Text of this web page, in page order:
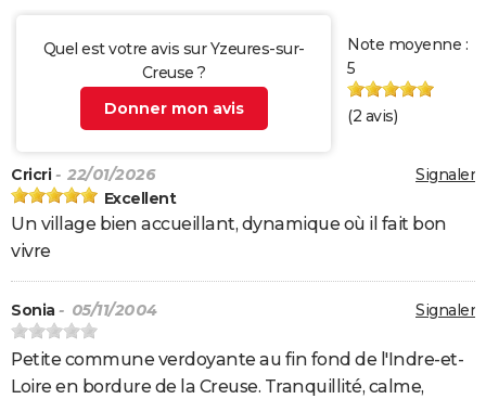
Quel est votre avis sur Yzeures-sur-
Creuse ?
Donner mon avis
Note moyenne :
5
(2 avis)
Signaler
Cricri - 22/01/2026
Excellent
Un village bien accueillant, dynamique où il fait bon
vivre
Signaler
Sonia - 05/11/2004
Petite commune verdoyante au fin fond de l'Indre-et-
Loire en bordure de la Creuse. Tranquillité, calme,